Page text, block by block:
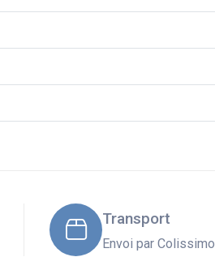
Transport
Envoi par Colissimo